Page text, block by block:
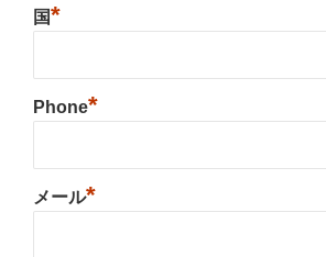
国*
Phone*
メール*